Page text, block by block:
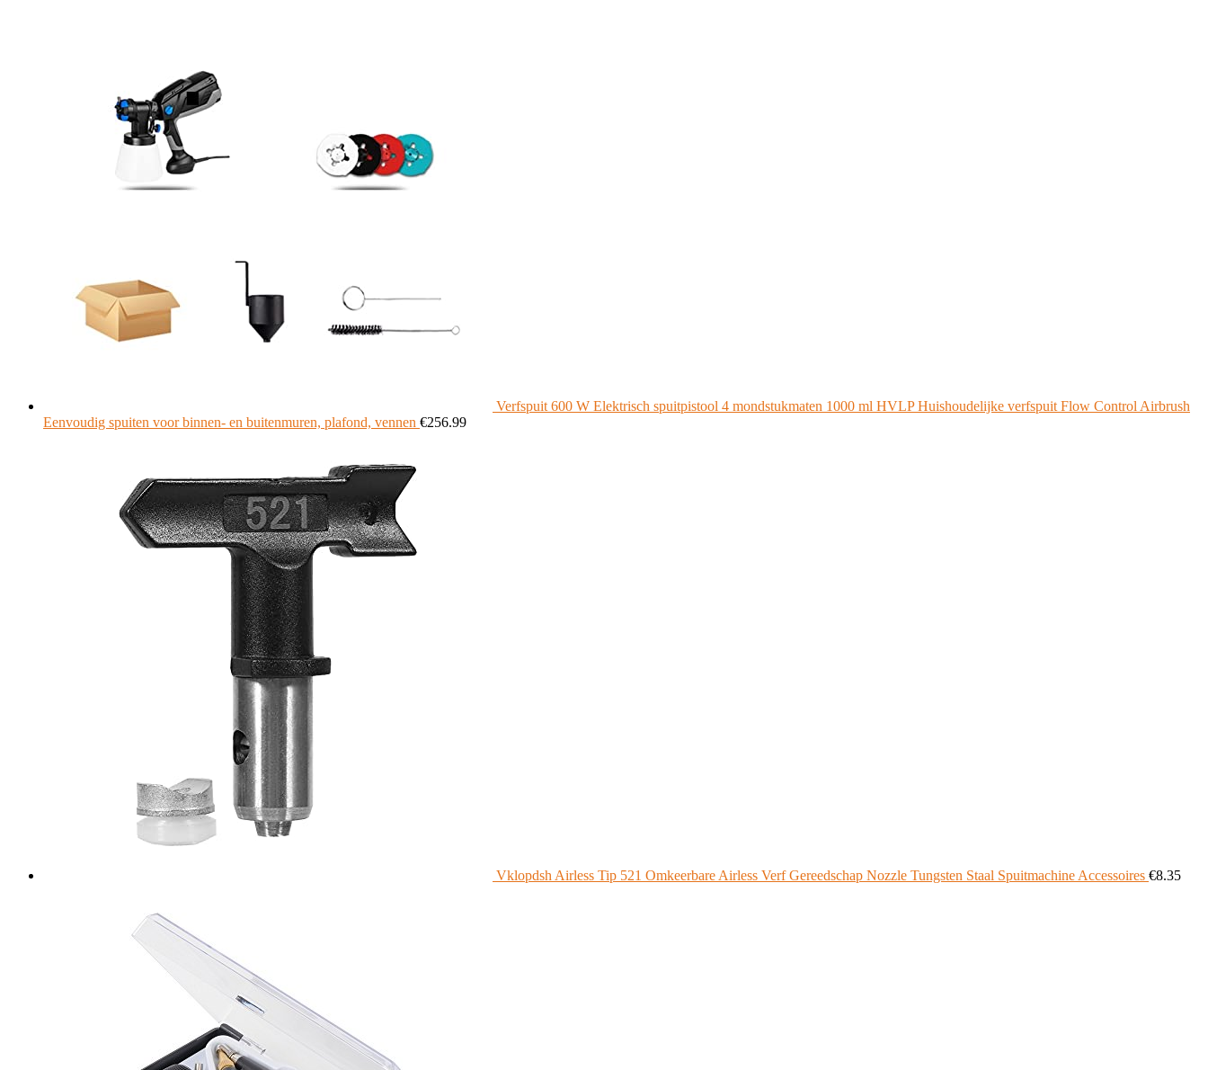
Verfspuit 600 W Elektrisch spuitpistool 4 mondstukmaten 1000 ml HVLP Huishoudelijke verfspuit Flow Control Airbrush
Eenvoudig spuiten voor binnen- en buitenmuren, plafond, vennen €256.99
Vklopdsh Airless Tip 521 Omkeerbare Airless Verf Gereedschap Nozzle Tungsten Staal Spuitmachine Accessoires €8.35